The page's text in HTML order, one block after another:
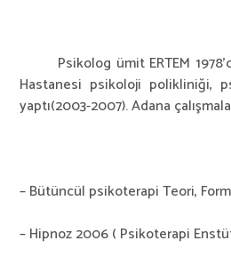
Psikolog ümit ERTEM
Hastanesi psikoloji polikliniği,
yaptı(2003-2007). Adana
– Bütüncül psikoterapi Teori,
– Hipnoz 2006 ( Psikoterapi